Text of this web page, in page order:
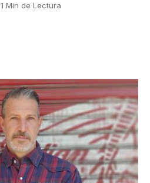
1 Min de Lectura